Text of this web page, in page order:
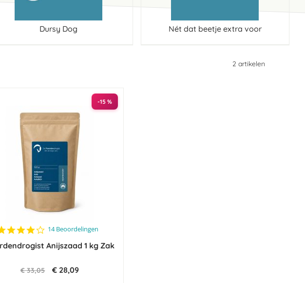
Dursy Dog Nét dat beetje extra voor
2 artikelen
-15 %
4.1
rating
14 Beoordelingen
Anijszaad 1 kg Zak
€ 33,05 € 28,09